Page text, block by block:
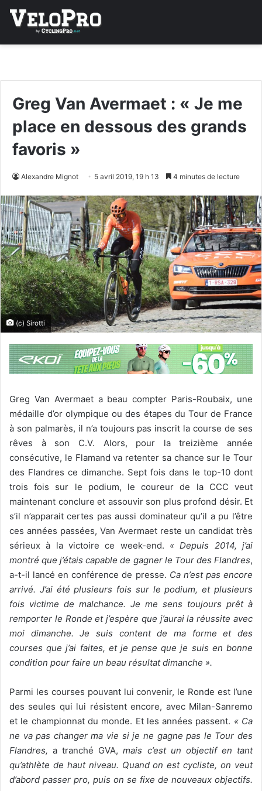
Greg Van Avermaet : « Je me
place en dessous des grands
favoris »
Alexandre Mignot 5 avril 2019, 19 h 13 4 minutes de lecture
(c) Sirotti
Greg Van Avermaet a beau compter Paris-Roubaix, une
médaille d’or olympique ou des étapes du Tour de France
à son palmarès, il n’a toujours pas inscrit la course de ses
rêves à son C.V. Alors, pour la treizième année
consécutive, le Flamand va retenter sa chance sur le Tour
des Flandres ce dimanche. Sept fois dans le top-10 dont
trois fois sur le podium, le coureur de la CCC veut
maintenant conclure et assouvir son plus profond désir. Et
s’il n’apparait certes pas aussi dominateur qu’il a pu l’être
ces années passées, Van Avermaet reste un candidat très
sérieux à la victoire ce week-end. « Depuis 2014, j’ai
montré que j’étais capable de gagner le Tour des Flandres,
a-t-il lancé en conférence de presse. Ca n’est pas encore
arrivé. J’ai été plusieurs fois sur le podium, et plusieurs
fois victime de malchance. Je me sens toujours prêt à
remporter le Ronde et j’espère que j’aurai la réussite avec
moi dimanche. Je suis content de ma forme et des
courses que j’ai faites, et je pense que je suis en bonne
condition pour faire un beau résultat dimanche ».
Parmi les courses pouvant lui convenir, le Ronde est l’une
des seules qui lui résistent encore, avec Milan-Sanremo
et le championnat du monde. Et les années passent. « Ca
ne va pas changer ma vie si je ne gagne pas le Tour des
Flandres, a tranché GVA,mais c’est un objectif en tant
qu’athlète de haut niveau. Quand on est cycliste, on veut
d’abord passer pro, puis on se fixe de nouveaux objectifs.